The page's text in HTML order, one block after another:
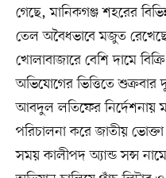
গেছে, মানিকগঞ্জ শহরের
তেল অবৈধভাবে মজুত
খোলাবাজারে বেশি দামে
অভিযোগের ভিত্তিতে
আবদুল লতিফের নির্দেশনায়
পরিচালনা করে জাতীয়
সময় কালীপদ অ্যান্ড সন্স